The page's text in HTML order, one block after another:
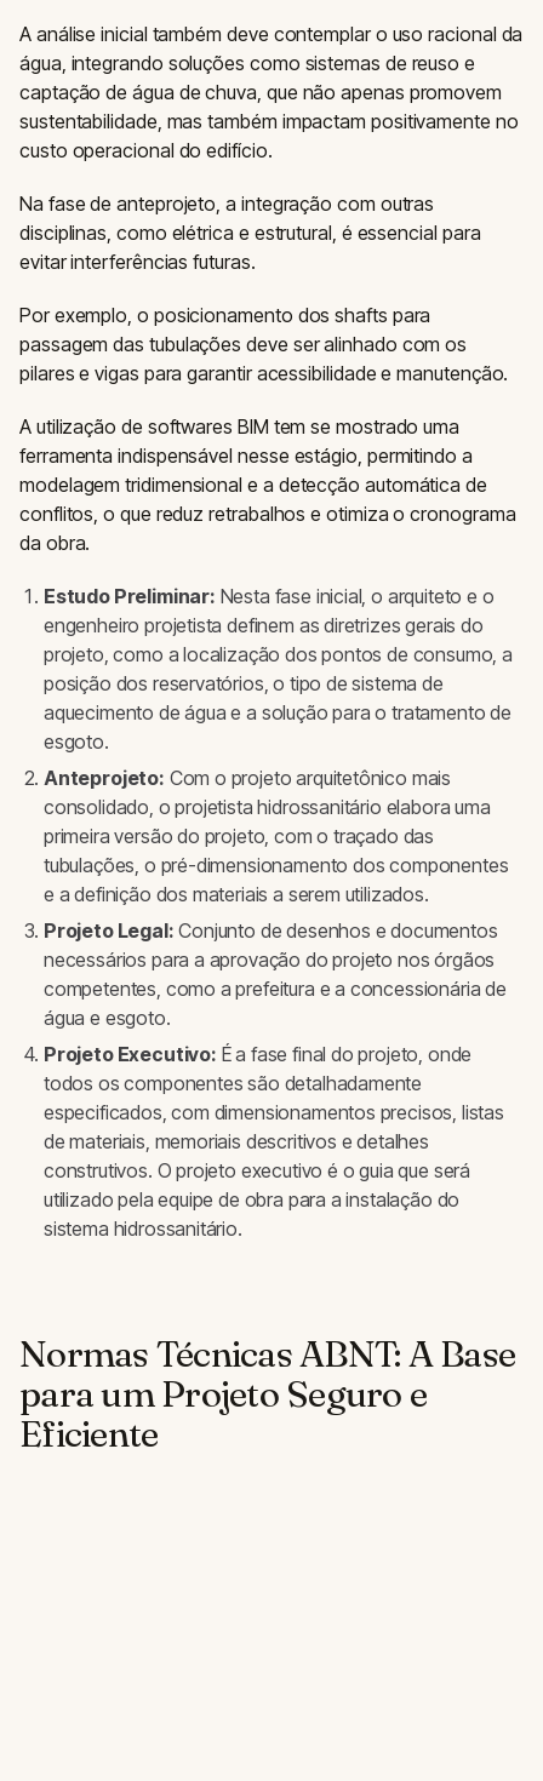
A análise inicial também deve contemplar o uso racional da
água, integrando soluções como sistemas de reuso e
captação de água de chuva, que não apenas promovem
sustentabilidade, mas também impactam positivamente no
custo operacional do edifício.
Na fase de anteprojeto, a integração com outras
disciplinas, como elétrica e estrutural, é essencial para
evitar interferências futuras.
Por exemplo, o posicionamento dos shafts para
passagem das tubulações deve ser alinhado com os
pilares e vigas para garantir acessibilidade e manutenção.
A utilização de softwares BIM tem se mostrado uma
ferramenta indispensável nesse estágio, permitindo a
modelagem tridimensional e a detecção automática de
conflitos, o que reduz retrabalhos e otimiza o cronograma
da obra.
Estudo Preliminar: Nesta fase inicial, o arquiteto e o
engenheiro projetista definem as diretrizes gerais do
projeto, como a localização dos pontos de consumo, a
posição dos reservatórios, o tipo de sistema de
aquecimento de água e a solução para o tratamento de
esgoto.
Anteprojeto: Com o projeto arquitetônico mais
consolidado, o projetista hidrossanitário elabora uma
primeira versão do projeto, com o traçado das
tubulações, o pré-dimensionamento dos componentes
e a definição dos materiais a serem utilizados.
Projeto Legal: Conjunto de desenhos e documentos
necessários para a aprovação do projeto nos órgãos
competentes, como a prefeitura e a concessionária de
água e esgoto.
Projeto Executivo: É a fase final do projeto, onde
todos os componentes são detalhadamente
especificados, com dimensionamentos precisos, listas
de materiais, memoriais descritivos e detalhes
construtivos. O projeto executivo é o guia que será
utilizado pela equipe de obra para a instalação do
sistema hidrossanitário.
Normas Técnicas ABNT: A Base
para um Projeto Seguro e
Eficiente